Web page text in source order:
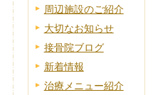
周辺施設のご紹介
大切なお知らせ
接骨院ブログ
新着情報
治療メニュー紹介